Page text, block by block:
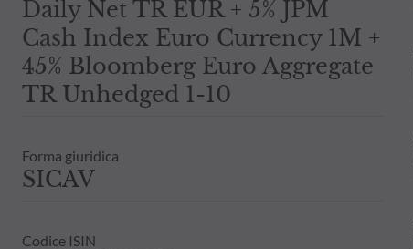
Daily Net TR EUR + 5% JPM
Cash Index Euro Currency 1M +
45% Bloomberg Euro Aggregate
TR Unhedged 1-10
Forma giuridica
SICAV
Codice ISIN